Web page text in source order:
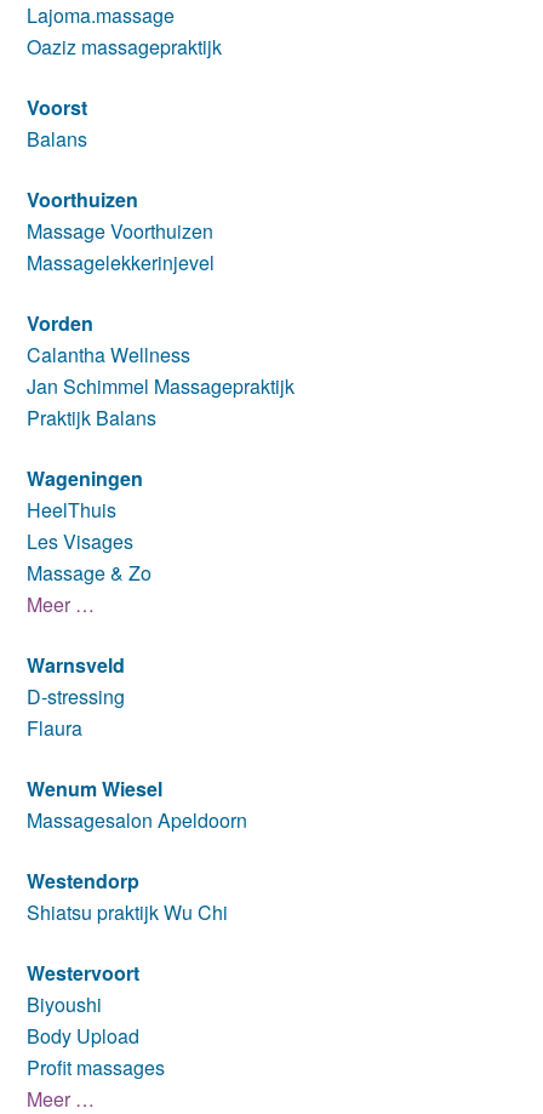
Lajoma.massage
Oaziz massagepraktijk
Voorst
Balans
Voorthuizen
Massage Voorthuizen
Massagelekkerinjevel
Vorden
Calantha Wellness
Jan Schimmel Massagepraktijk
Praktijk Balans
Wageningen
HeelThuis
Les Visages
Massage & Zo
Meer …
Warnsveld
D-stressing
Flaura
Wenum Wiesel
Massagesalon Apeldoorn
Westendorp
Shiatsu praktijk Wu Chi
Westervoort
Biyoushi
Body Upload
Profit massages
Meer …